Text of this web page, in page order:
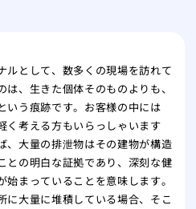
バ
あ
の
ルとして、数多くの現場を訪れて
、生きた個体そのものよりも、
いう痕跡です。お客様の中には
く考える方もいらっしゃいます
、大量の排泄物はその建物が構造
との明白な証拠であり、深刻な健
まっていることを意味します。
に大量に堆積している場合、そこ